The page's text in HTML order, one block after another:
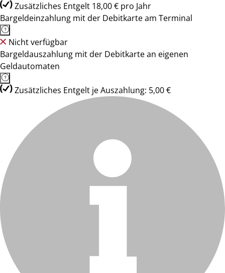
Zusätzliches Entgelt 18,00 € pro Jahr
Bargeldeinzahlung mit der Debitkarte am Terminal
Nicht verfügbar
Bargeldauszahlung mit der Debitkarte an eigenen
Geldautomaten
Zusätzliches Entgelt je Auszahlung: 5,00 €